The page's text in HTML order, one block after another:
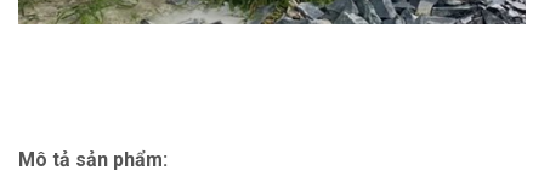
Mô tả sản phẩm: